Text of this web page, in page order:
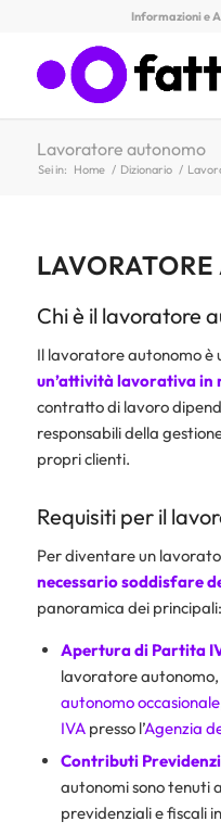
Informazioni e
Lavoratore autonomo
Sei in: Home / Dizionario /
Chi è il lavoratore
Il lavoratore autonomo è
un’attività lavorativa in
contratto di lavoro
responsabili della
propri clienti.
Requisiti per il
Per diventare un
necessario soddisfare
panoramica dei principali:
Apertura di Partita
lavoratore autonomo,
autonomo occasionale
IVApresso l’Agenzia
Contributi
autonomi sono tenuti
previdenziali e fiscali